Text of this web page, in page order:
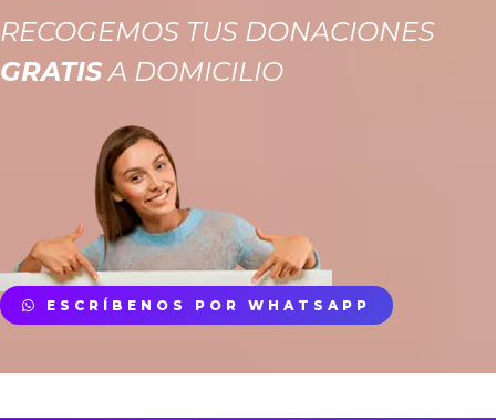
RECOGEMOS TUS DONACIONES
GRATISA DOMICILIO
ESCRÍBENOS POR WHATSAPP